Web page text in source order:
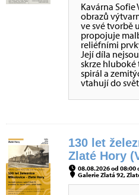
Kavárna Sofie
obrazů
ve své tvorbě
propojuje
reliéfními
Její díla
skrze
spirál a
vtahují do
130 let
Zlaté Hory
08.08.2026 od 08:00
Galerie Zlatá 92,